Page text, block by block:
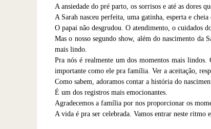
A ansiedade do pré parto, os sorrisos e até as dores
A Sarah nasceu perfeita, uma gatinha, esperta e cheia
O papai não desgrudou. O atendimento, o cuidados
Mas o nosso segundo show, além do nascimento
mais lindo.
Pra nós é realmente um dos momentos mais
importante como ele pra família. Ver a aceitação,
Como sabem, adoramos contar a história do
É um dos registros mais emocionantes.
Agradecemos a família por nos proporcionar os
A vida é pra ser celebrada. Vamos entrar neste ritmo